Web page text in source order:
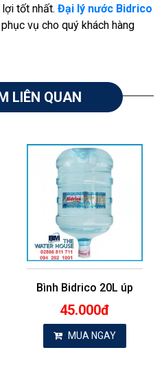
tốt nhất. Đại lý nước Bidrico
vụ cho quý khách hàng
LIÊN QUAN
Bình Bidrico 20L úp
45.000đ
MUA NGAY